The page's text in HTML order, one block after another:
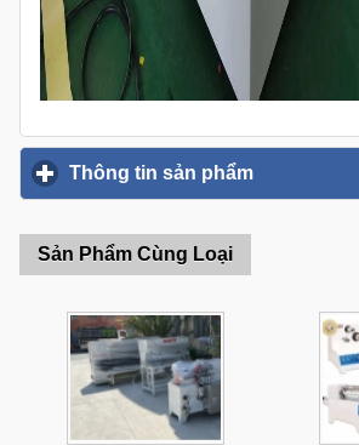
Thông tin sản phẩm
Sản Phẩm Cùng Loại